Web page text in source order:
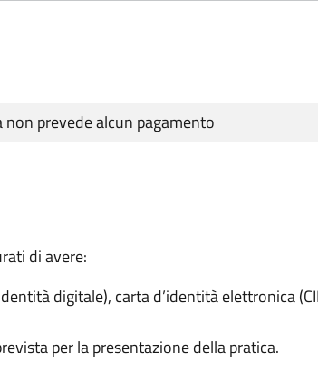
prevede alcun pagamento
di avere:
digitale), carta d’identità elettronica
per la presentazione della pratica.